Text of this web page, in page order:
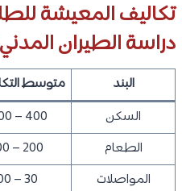
تكاليف المعيشة
دراسة الطيران
البند
متوسط
السكن
400 – 1,000 يورو
الطعام
200 – 400 يورو
المواصلات
30 – 100 يورو